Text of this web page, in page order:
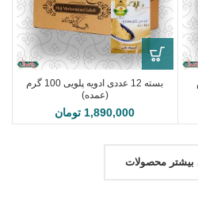
بسته 12 عددی ادویه پلویی 100 گرم
(عمده)
1,890,000 تومان
بیشتر محصولات